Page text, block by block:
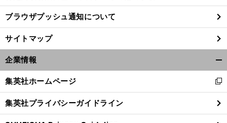
【
月
報・
青学陸上部】
不振の「秋
山隊長」
が快走。
往路優勝を呼び込んだ
ブラウザプッシュ通知について
サイトマップ
企業情報
閉
る
集英社ホームページ
新
し
い
ウ
集英社プライバシーガイドライン